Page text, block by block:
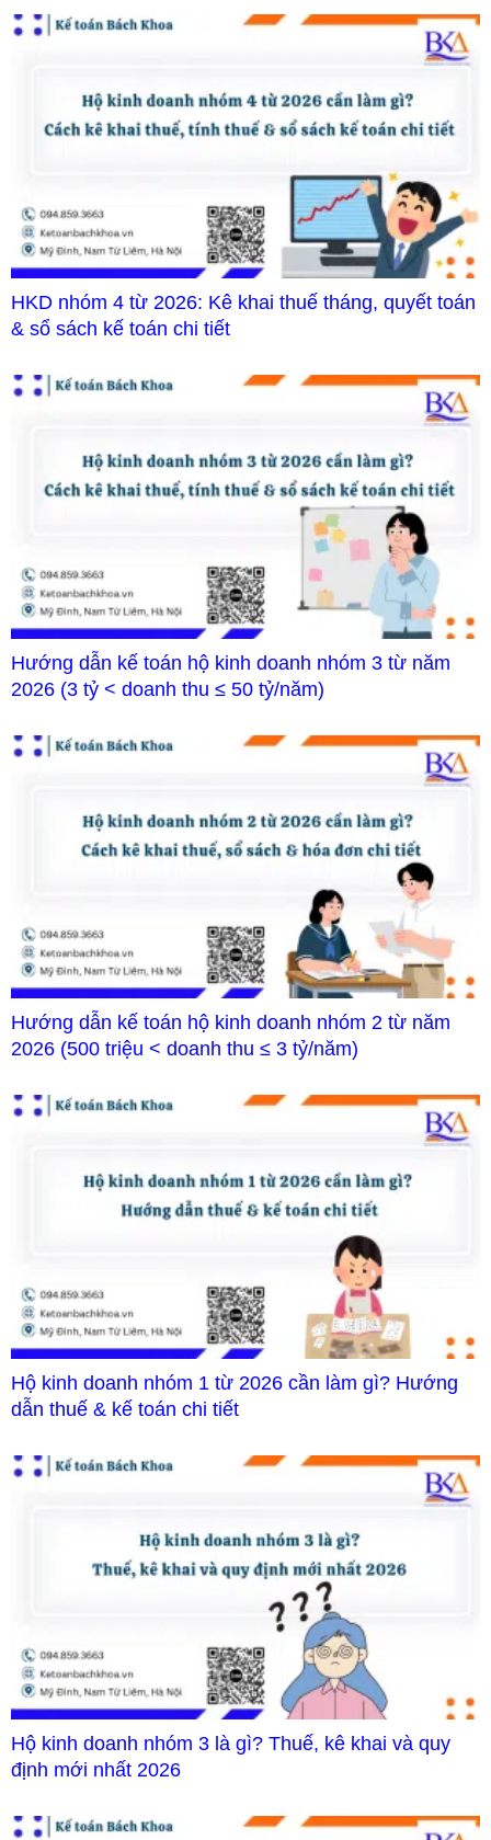
HKD nhóm 4 từ 2026: Kê khai thuế tháng, quyết toán
& sổ sách kế toán chi tiết
Hướng dẫn kế toán hộ kinh doanh nhóm 3 từ năm
2026 (3 tỷ < doanh thu ≤ 50 tỷ/năm)
Hướng dẫn kế toán hộ kinh doanh nhóm 2 từ năm
2026 (500 triệu < doanh thu ≤ 3 tỷ/năm)
Hộ kinh doanh nhóm 1 từ 2026 cần làm gì? Hướng
dẫn thuế & kế toán chi tiết
Hộ kinh doanh nhóm 3 là gì? Thuế, kê khai và quy
định mới nhất 2026